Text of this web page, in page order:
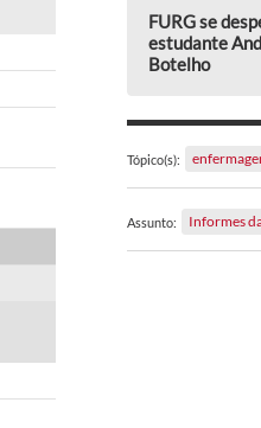
FURG se
estudante
Botelho
Tópico(s):
Assunto: Informes